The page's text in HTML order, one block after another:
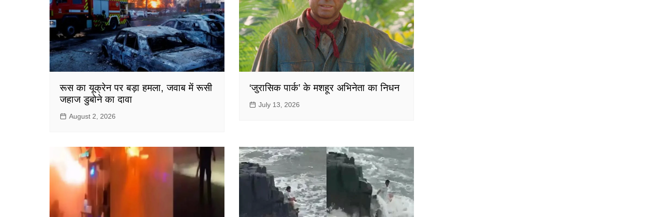
रूस का यूक्रेन पर बड़ा हमला, जवाब में रूसी
जहाज डुबोने का दावा
August 2, 2026
‘जुरासिक पार्क’ के मशहूर अभिनेता का निधन
July 13, 2026